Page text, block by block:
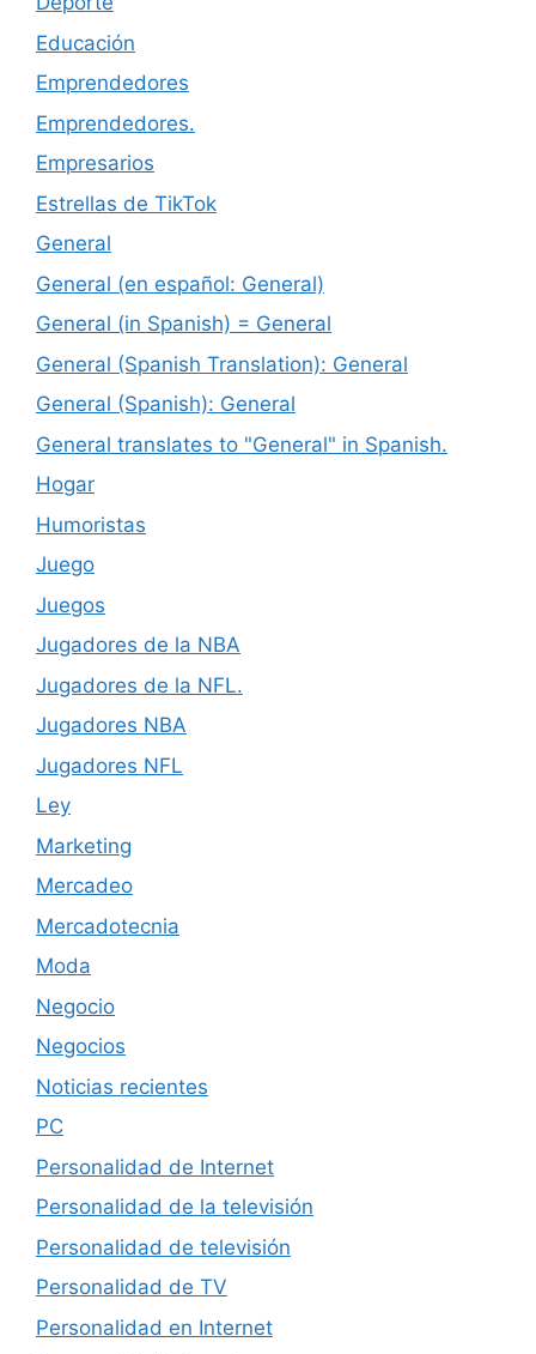
Educación
Emprendedores
Emprendedores.
Empresarios
Estrellas de TikTok
General
General (en español: General)
General (in Spanish) = General
General (Spanish Translation): General
General (Spanish): General
General translates to "General" in Spanish.
Hogar
Humoristas
Juego
Juegos
Jugadores de la NBA
Jugadores de la NFL.
Jugadores NBA
Jugadores NFL
Ley
Marketing
Mercadeo
Mercadotecnia
Moda
Negocio
Negocios
Noticias recientes
PC
Personalidad de Internet
Personalidad de la televisión
Personalidad de televisión
Personalidad de TV
Personalidad en Internet